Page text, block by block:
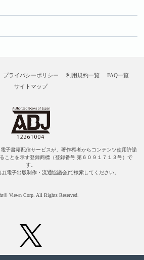
プライバシーポリシー 利用規約一覧
FAQ一覧
サイトマップ
子書籍配信サービスが、著作権者からコンテンツ使用許諾
ことを示す登録商標（登録番号 第６０９１７１３号）で
す。
[電子出版制作・流通協議会]で検索してください。
Viewn Corp. All Rights Reserved.